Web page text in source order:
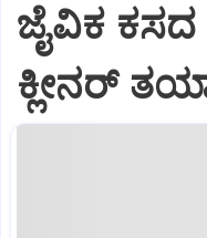
ಜೈವಿಕ ಕಸದ
ಕ್ಲೀನರ್‌